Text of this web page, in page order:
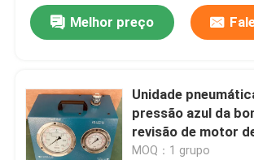
Visita à fábrica
Controle de qualidade
Notícias
Melhor preço
Unidade
pressão azul da
revisão de motor
parafusamento
MOQ：1 grupo